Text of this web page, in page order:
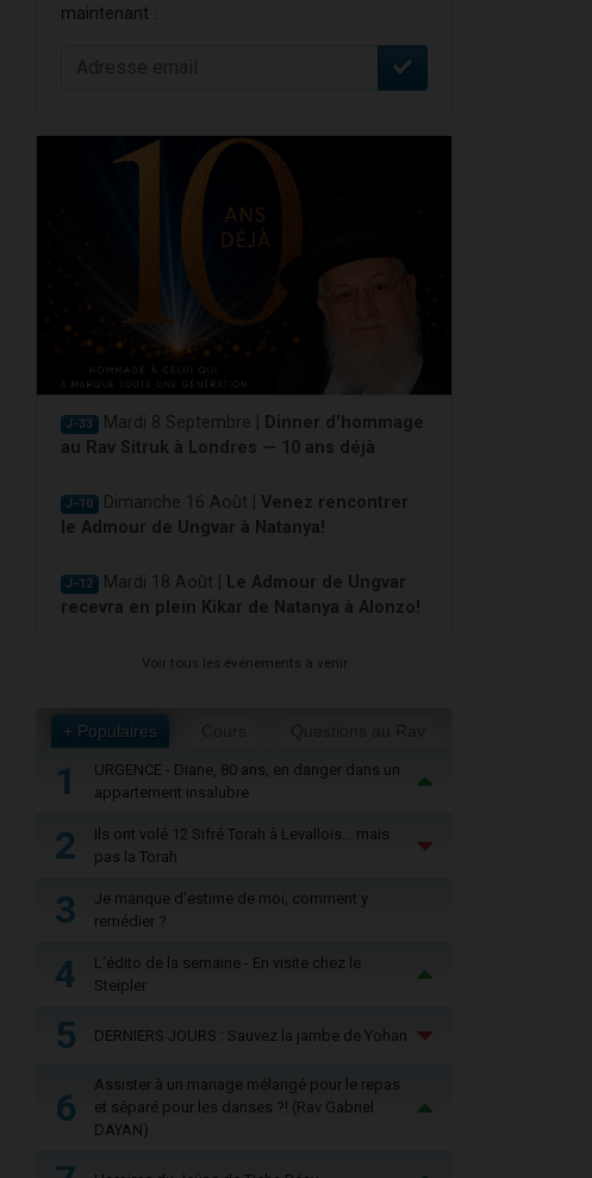
maintenant :
J-33 Mardi 8 Septembre |
Dinner d'hommage
au Rav Sitruk à Londres — 10 ans déjà
J-10 Dimanche 16 Août | Venez rencontrer
le Admour de Ungvar à Natanya!
J-12 Mardi 18 Août |
Le Admour de Ungvar
recevra en plein Kikar de Natanya à Alonzo!
Voir tous les événements à venir
+ Populaires
1
URGENCE - Diane, 80 ans, en danger dans un
appartement insalubre
2
Ils ont volé 12 Sifré Torah à Levallois… mais
pas la Torah
3
Je manque d'estime de moi, comment y
remédier ?
4
L'édito de la semaine - En visite chez le
Steipler
5 DERNIERS JOURS : Sauvez la jambe de Yohan
6
Assister à un mariage mélangé pour le repas
et séparé pour les danses ?! (Rav Gabriel
DAYAN)